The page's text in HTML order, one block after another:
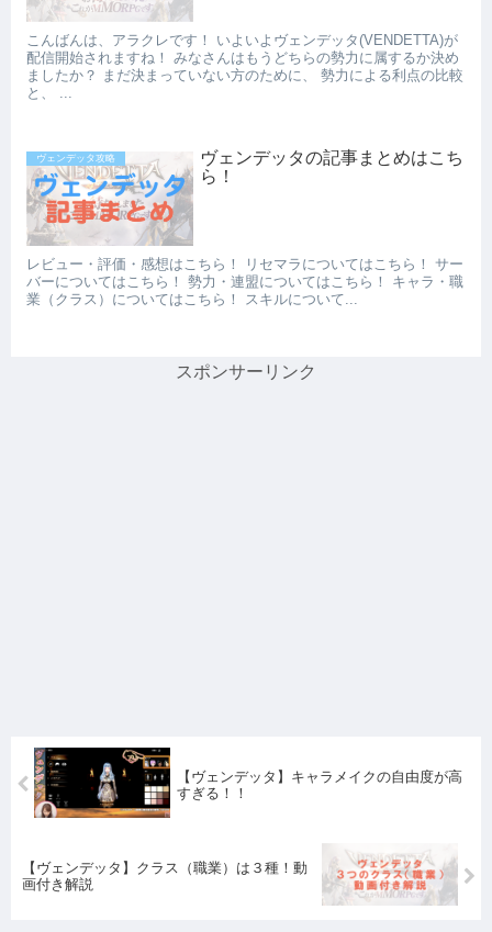
こんばんは、アラクレです！ いよいよヴェンデッタ(VENDETTA)が
配信開始されますね！ みなさんはもうどちらの勢力に属するか決め
ましたか？ まだ決まっていない方のために、 勢力による利点の比較
と、 ...
ヴェンデッタ攻略
ヴェンデッタの記事まとめはこち
ら！
レビュー・評価・感想はこちら！ リセマラについてはこちら！ サー
バーについてはこちら！ 勢力・連盟についてはこちら！ キャラ・職
業（クラス）についてはこちら！ スキルについて...
スポンサーリンク
【ヴェンデッタ】キャラメイクの自由度が高
すぎる！！
【ヴェンデッタ】クラス（職業）は３種！動
画付き解説